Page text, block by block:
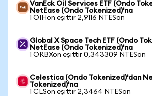
VanEck Oil Services ETF (Ondo
NetEase (Ondo Tokenized)'na
1 OIHon eşittir 2,9116 NTESon
Global X Space Tech ETF (Ondo
NetEase (Ondo Tokenized)'na
1 ORBXon eşittir 0,343309 NTESon
Celestica (Ondo Tokenized)'dan
Tokenized)'na
1 CLSon eşittir 2,3464 NTESon